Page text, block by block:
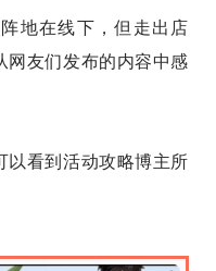
地在线下，但走出店
网友们发布的内容中感
以看到活动攻略博主所